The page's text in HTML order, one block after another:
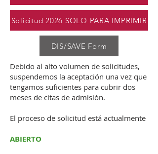
Solicitud 2026 SOLO PARA IMPRIMIR
DIS/SAVE Form
Debido al alto volumen de solicitudes,
suspendemos la aceptación una vez que
tengamos suficientes para cubrir dos
meses de citas de admisión.
El proceso de solicitud está actualmente
ABIERTO